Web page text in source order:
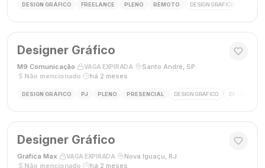
DESIGN GRÁFICO FREELANCE PLENO REMOTO DESIGN GRÁFICO
Designer Gráfico
M9 Comunicação VAGA EXPIRADA Santo André, SP
Não mencionado
há 2 meses
DESIGN GRÁFICO PJ PLENO PRESENCIAL DESIGN GRÁFICO DESIGNER
Designer Gráfico
Gráfica Max VAGA EXPIRADA Nova Iguaçu, RJ
Não mencionado
há 2 meses